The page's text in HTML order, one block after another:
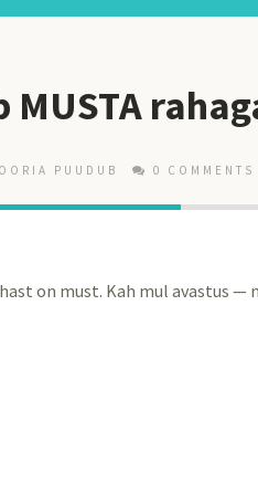
MUSTA
PUUDUB 0 COMMENTS
on must. Kah mul avastus —